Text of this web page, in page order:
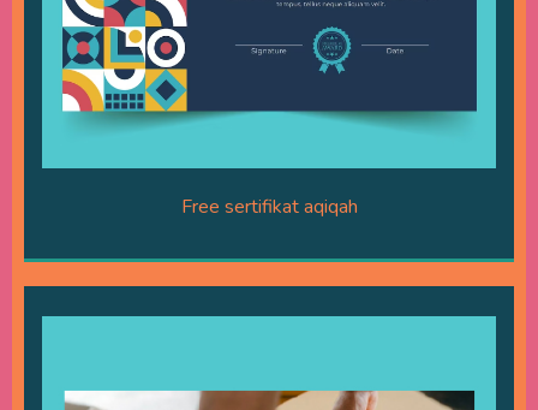
Free sertifikat aqiqah